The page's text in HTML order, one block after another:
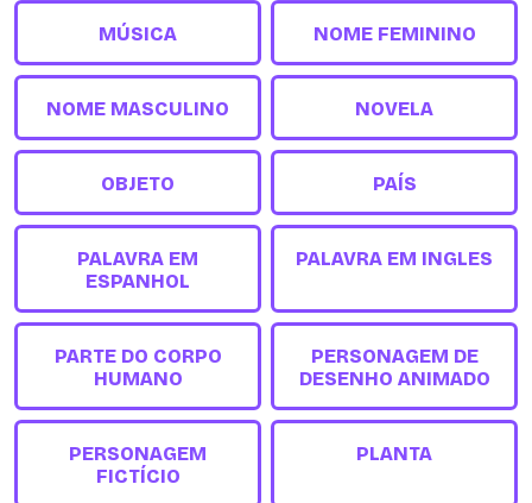
MÚSICA NOME FEMININO
NOME MASCULINO NOVELA
OBJETO PAÍS
PALAVRA EM
ESPANHOL
PALAVRA EM INGLES
PARTE DO CORPO
HUMANO
PERSONAGEM DE
DESENHO ANIMADO
PERSONAGEM
FICTÍCIO
PLANTA